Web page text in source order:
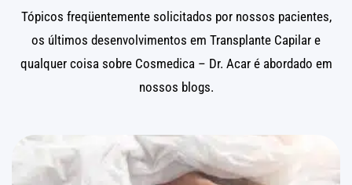
Tópicos freqüentemente solicitados por nossos pacientes,
os últimos desenvolvimentos em Transplante Capilar e
qualquer coisa sobre Cosmedica – Dr. Acar é abordado em
nossos blogs.